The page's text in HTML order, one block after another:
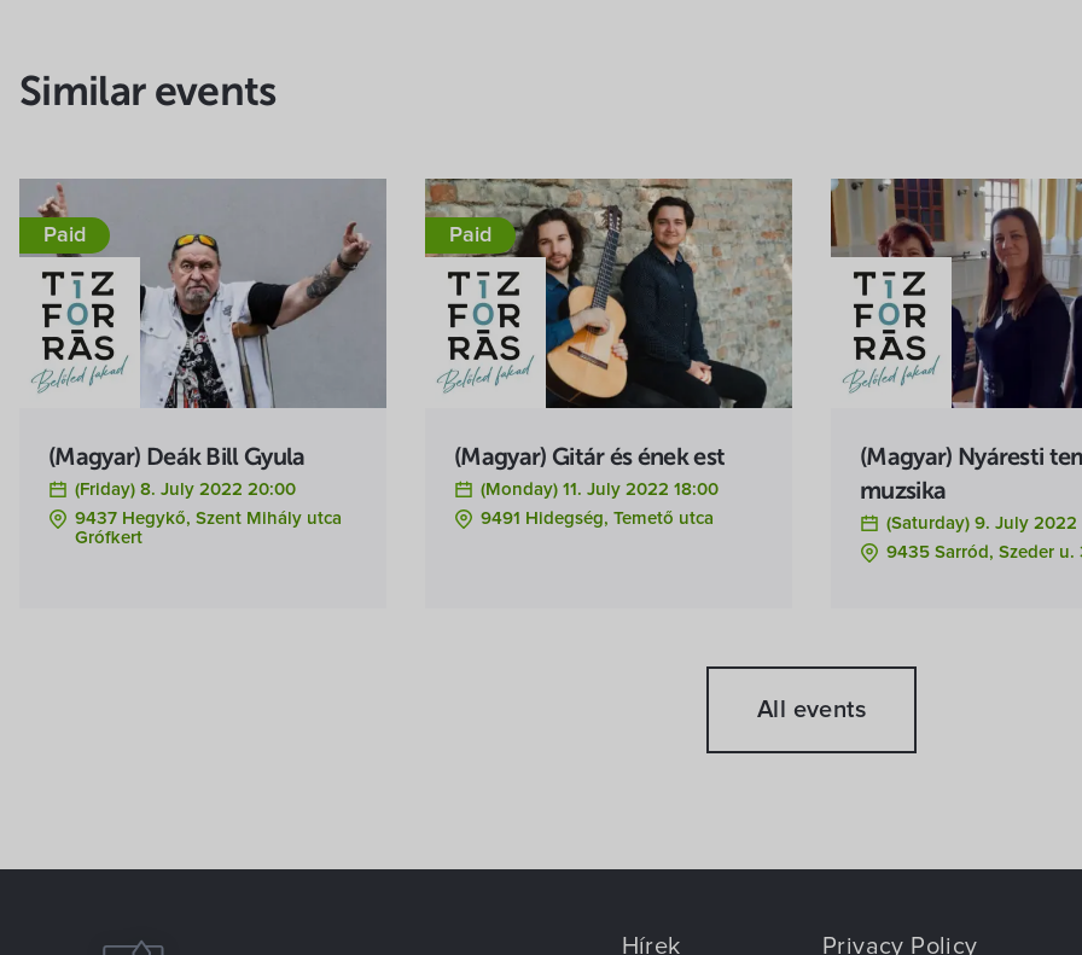
Similar events
Paid
(Magyar) Deák Bill Gyula
(Friday) 8. July 2022 20:00
9437 Hegykő, Szent Mihály utca
Grófkert
Paid
(Magyar) Gitár és ének est
(Monday) 11. July 2022 18:00
9491 Hidegség, Temető utca
(Magyar) Nyáresti
muzsika
(Saturday) 9. July 2022
9435 Sarród, Szeder u.
All events
Hírek Privacy Policy